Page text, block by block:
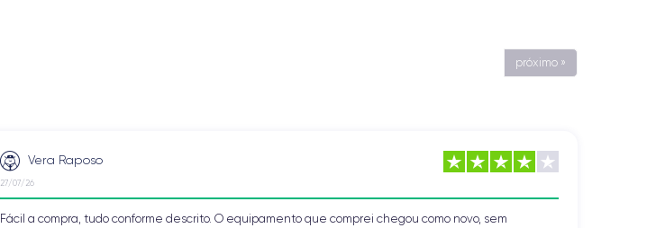
próximo »
Vera Raposo
27/07/26
Fácil a compra, tudo conforme descrito. O equipamento que comprei chegou como novo, sem